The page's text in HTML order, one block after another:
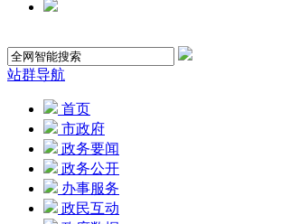
站群导航
首页
市政府
政务要闻
政务公开
办事服务
政民互动